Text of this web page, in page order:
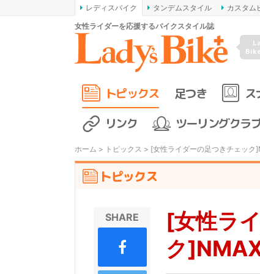
レディスバイク タンデムスタイル カスタム
女性ライダーを応援するバイクスタイル誌
トピックス 足つき ス
リンク
ツーリングクラ
ホーム > トピックス > [女性ライダーの足つきチェック
トピックス
[女性ラ
ク
SHARE